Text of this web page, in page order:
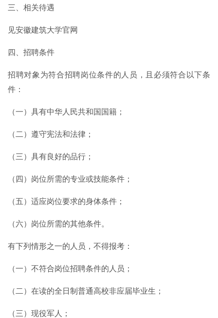
三、相关待遇
见安徽建筑大学官网
四、招聘条件
招聘对象为符合招聘岗位条件的人员，且必须符合以下条
件：
（一）具有中华人民共和国国籍；
（二）遵守宪法和法律；
（三）具有良好的品行；
（四）岗位所需的专业或技能条件；
（五）适应岗位要求的身体条件；
（六）岗位所需的其他条件。
有下列情形之一的人员，不得报考：
（一）不符合岗位招聘条件的人员；
（二）在读的全日制普通高校非应届毕业生；
（三）现役军人；